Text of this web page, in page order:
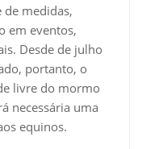
de medidas,
em eventos,
Desde de julho
portanto, o
livre do mormo
necessária uma
equinos.